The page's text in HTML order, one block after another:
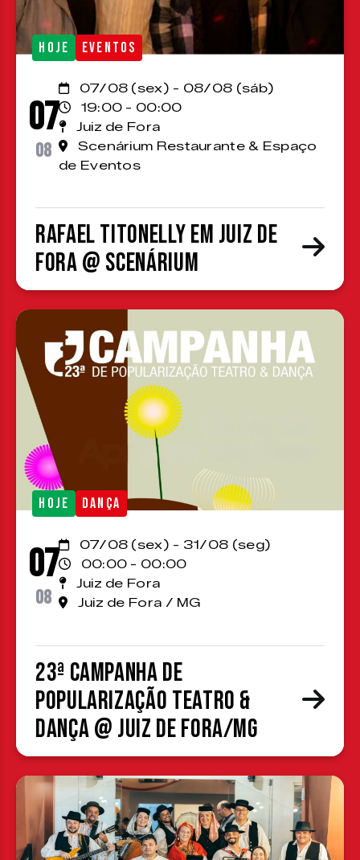
HOJE EVENTOS
07
08
07/08 (sex) - 08/08 (sáb)
19:00 - 00:00
Juiz de Fora
Scenárium Restaurante & Espaço
de Eventos
Rafael Titonelly em Juiz de
Fora @ Scenárium
HOJE DANÇA
07
08
07/08 (sex) - 31/08 (seg)
00:00 - 00:00
Juiz de Fora
Juiz de Fora / MG
23ª Campanha de
Popularização Teatro &
Dança @ Juiz de Fora/MG